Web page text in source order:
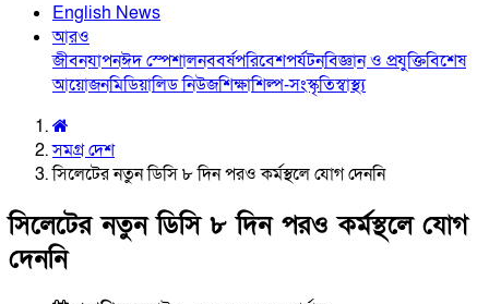
English News
আরও
জীবনযাপনঈদ স্পেশালনববর্ষপরিবেশপর্যটনবিজ্ঞান ও প্রযুক্তিবিশেষ
আয়োজনমিডিয়ালিড নিউজশিক্ষাশিল্প-সংস্কৃতিস্বাস্থ্য
সমগ্র দেশ
সিলেটের নতুন ডিসি ৮ দিন পরও কর্মস্থলে যোগ দেননি
সিলেটের নতুন ডিসি ৮ দিন পরও কর্মস্থলে যোগ
দেননি